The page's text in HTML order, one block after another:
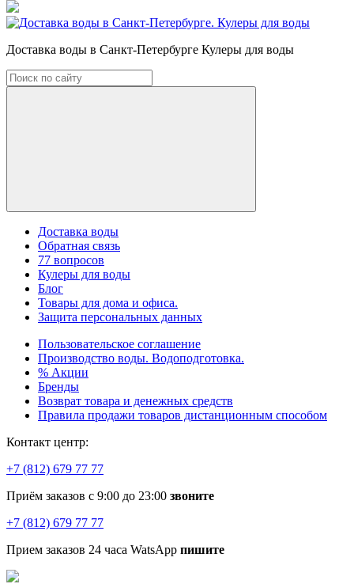
Доставка воды в Санкт-Петербурге Кулеры для воды
Доставка воды
Обратная связь
77 вопросов
Кулеры для воды
Блог
Товары для дома и офиса.
Защита персональных данных
Пользовательское соглашение
Производство воды. Водоподготовка.
% Акции
Бренды
Возврат товара и денежных средств
Правила продажи товаров дистанционным способом
Контакт центр:
+7 (812) 679 77 77
Приём заказов с 9:00 до 23:00 звоните
+7 (812) 679 77 77
Прием заказов 24 часа WatsApp пишите